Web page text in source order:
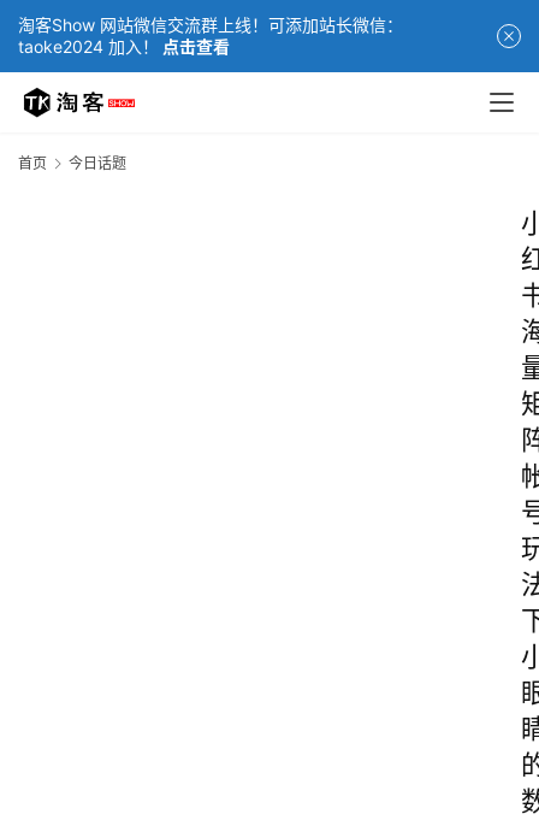
淘客Show 网站微信交流群上线！可添加站长微信：
taoke2024 加入！
点击查看
首页 今日话题